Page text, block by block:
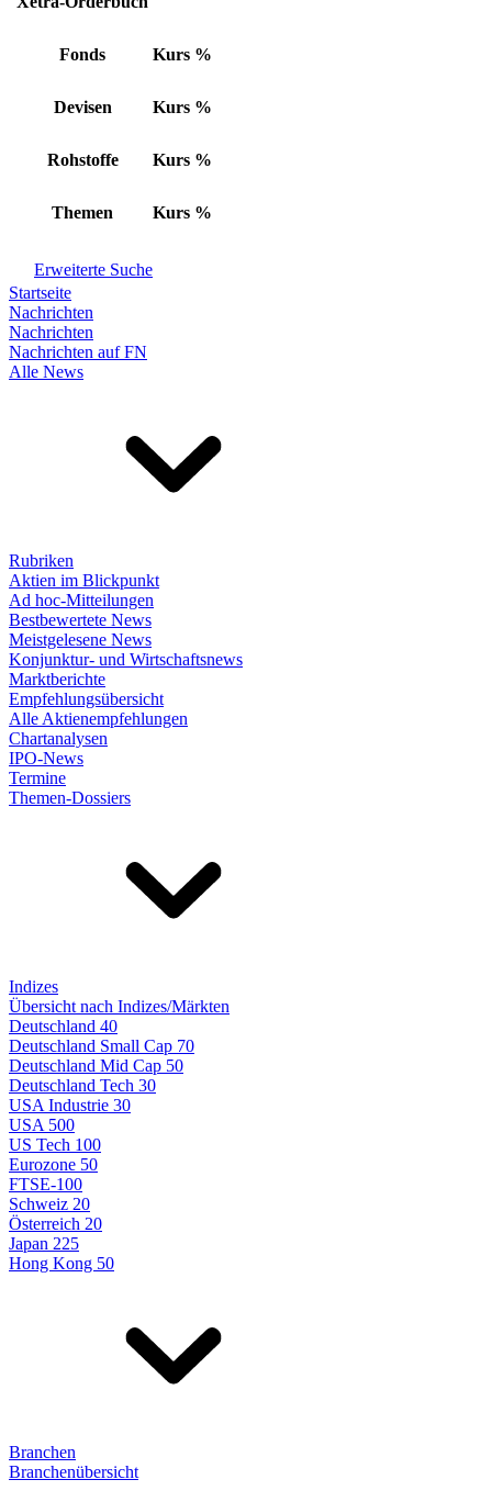
Fonds Kurs %
Devisen Kurs %
Rohstoffe Kurs %
Themen Kurs %
Erweiterte Suche
Startseite
Nachrichten
Nachrichten
Nachrichten auf FN
Alle News
Rubriken
Aktien im Blickpunkt
Ad hoc-Mitteilungen
Bestbewertete News
Meistgelesene News
Konjunktur- und Wirtschaftsnews
Marktberichte
Empfehlungsübersicht
Alle Aktienempfehlungen
Chartanalysen
IPO-News
Termine
Themen-Dossiers
Indizes
Übersicht nach Indizes/Märkten
Deutschland 40
Deutschland Small Cap 70
Deutschland Mid Cap 50
Deutschland Tech 30
USA Industrie 30
USA 500
US Tech 100
Eurozone 50
FTSE-100
Schweiz 20
Österreich 20
Japan 225
Hong Kong 50
Branchen
Branchenübersicht